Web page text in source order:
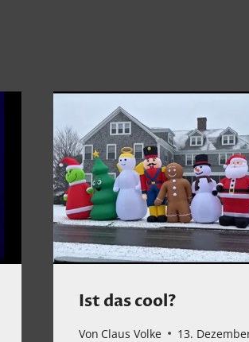
Ist das cool?
Von Claus Volke 13.